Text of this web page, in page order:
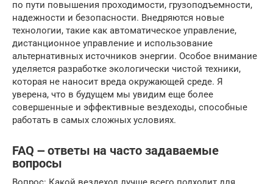
по пути повышения проходимости, грузоподъемности,
надежности и безопасности. Внедряются новые
технологии, такие как автоматическое управление,
дистанционное управление и использование
альтернативных источников энергии. Особое внимание
уделяется разработке экологически чистой техники,
которая не наносит вреда окружающей среде. Я
уверена, что в будущем мы увидим еще более
совершенные и эффективные вездеходы, способные
работать в самых сложных условиях.
FAQ ౼ ответы на часто задаваемые
вопросы